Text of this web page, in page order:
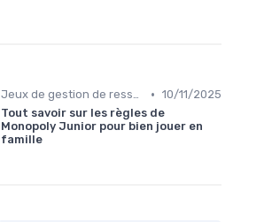
Jeux de gestion de ressources • 10/11/2025
Tout savoir sur les règles de
Monopoly Junior pour bien jouer en
famille